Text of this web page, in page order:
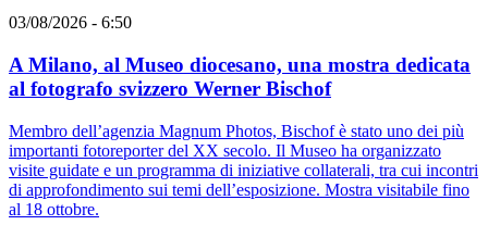
03/08/2026 - 6:50
A Milano, al Museo diocesano, una mostra dedicata
al fotografo svizzero Werner Bischof
Membro dell’agenzia Magnum Photos, Bischof è stato uno dei più
importanti fotoreporter del XX secolo. Il Museo ha organizzato
visite guidate e un programma di iniziative collaterali, tra cui incontri
di approfondimento sui temi dell’esposizione. Mostra visitabile fino
al 18 ottobre.